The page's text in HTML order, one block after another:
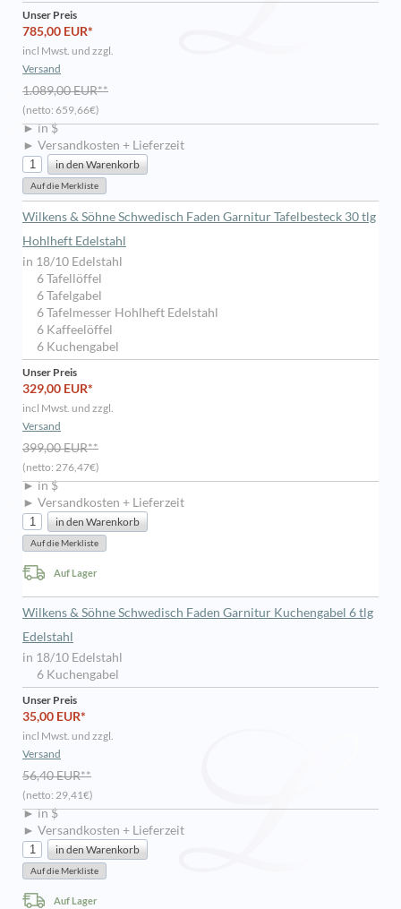
Unser Preis
785,00 EUR*
incl Mwst. und zzgl.
Versand
1.089,00 EUR**
(netto: 659,66€)
► in $
► Versandkosten + Lieferzeit
Wilkens & Söhne Schwedisch Faden Garnitur Tafelbesteck 30 tlg
Hohlheft Edelstahl
in 18/10 Edelstahl
6 Tafellöffel
6 Tafelgabel
6 Tafelmesser Hohlheft Edelstahl
6 Kaffeelöffel
6 Kuchengabel
Unser Preis
329,00 EUR*
incl Mwst. und zzgl.
Versand
399,00 EUR**
(netto: 276,47€)
► in $
► Versandkosten + Lieferzeit
Auf Lager
Wilkens & Söhne Schwedisch Faden Garnitur Kuchengabel 6 tlg
Edelstahl
in 18/10 Edelstahl
6 Kuchengabel
Unser Preis
35,00 EUR*
incl Mwst. und zzgl.
Versand
56,40 EUR**
(netto: 29,41€)
► in $
► Versandkosten + Lieferzeit
Auf Lager